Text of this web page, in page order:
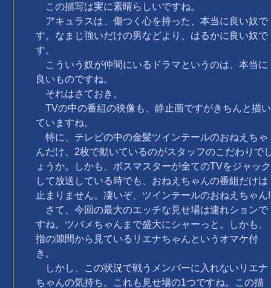
この描写は実に素晴らしいですね。
アキュラスは、傷つく心を持った、本当に良い奴で
す。なまじ強いだけの男などより、はるかに良い奴で
す。
こういう奴が仲間にいるドラマというのは、本当に
良いものですね。
それはさておき。
TVの中の番組の映像も、静止画ですがきちんと描い
ていますね。
特に、テレビの中の金髪ツインテールのおねえちゃ
んだけ、2枚で動いているのがスタッフのこだわりで
ょうか。しかも、ボスマスターが全てのTVをジャック
して放送している時でも、おねえちゃんの番組だけは
止まりません。凄いぞ、ツインテールのおねえちゃん!
さて、今回の最大のエッチな見せ場は連れションで
すね。ツバメちゃんまで盛大にシャーっと。しかも、
指の隙間から見ているリエナちゃんというオマケ付
き。
しかし、この状況で戦うメンバーに入れないリエナ
ちゃんの気持ち。これも見せ場の1つですね。この描